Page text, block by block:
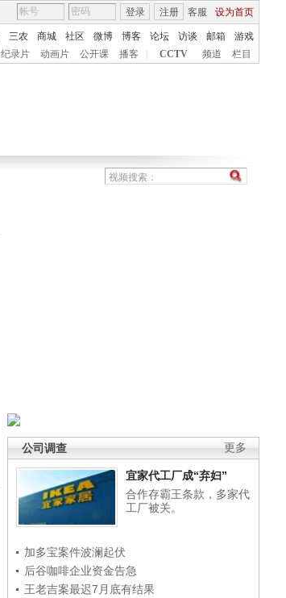
客服 设为首页
登录 注册
三农 商城 社区 微博 博客 论坛 访谈 邮箱
游戏
纪录片 动画片 公开课 播客 CCTV 频道 栏目
更多
公司调查
宜家代工厂成“弃妇”
合作存霸王条款，多家代
工厂被关。
加多宝案件波澜起伏
后谷咖啡企业资金告急
王老吉案最迟7月底有结果